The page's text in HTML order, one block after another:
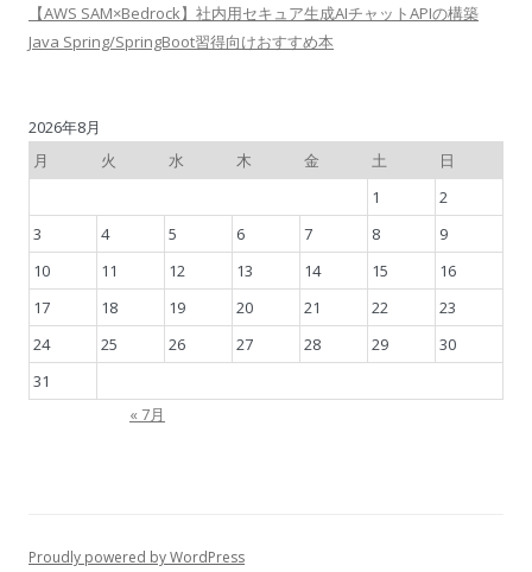
【AWS SAM×Bedrock】社内用セキュア生成AIチャットAPIの構築
Java Spring/SpringBoot習得向けおすすめ本
2026年8月
月
火 水 木 金 土
日
1
2
3
4 5 6 7 8
9
10
11 12 13 14 15
16
17
18 19 20 21 22
23
24
25 26 27 28 29
30
31
« 7月
Proudly powered by WordPress